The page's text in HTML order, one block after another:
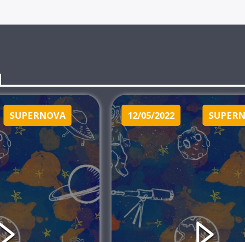
SUPERNOVA 12/05/2022